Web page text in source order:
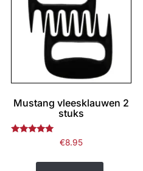
Mustang vleesklauwen 2
stuks
€8.95